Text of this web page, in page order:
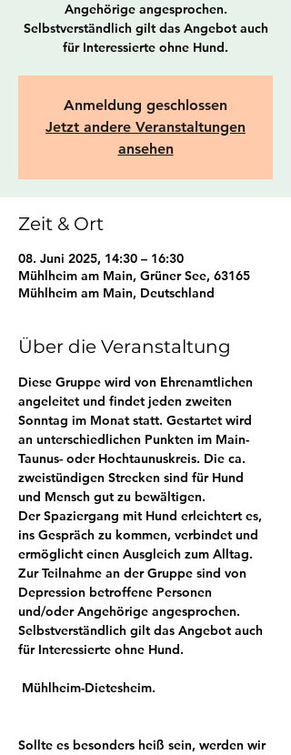
Angehörige angesprochen.
Selbstverständlich gilt das Angebot auch
für Interessierte ohne Hund.
Anmeldung geschlossen
Jetzt andere Veranstaltungen
ansehen
Zeit & Ort
08. Juni 2025, 14:30 – 16:30
Mühlheim am Main, Grüner See, 63165
Mühlheim am Main, Deutschland
Über die Veranstaltung
Diese Gruppe wird von Ehrenamtlichen
angeleitet und findet jeden zweiten
Sonntag im Monat statt. Gestartet wird
an unterschiedlichen Punkten im Main-
Taunus- oder Hochtaunuskreis. Die ca.
zweistündigen Strecken sind für Hund
und Mensch gut zu bewältigen.
Der Spaziergang mit Hund erleichtert es,
ins Gespräch zu kommen, verbindet und
ermöglicht einen Ausgleich zum Alltag.
Zur Teilnahme an der Gruppe sind von
Depression betroffene Personen
und/oder Angehörige angesprochen.
Selbstverständlich gilt das Angebot auch
für Interessierte ohne Hund.
Mühlheim-Dietesheim.
Sollte es besonders heiß sein, werden wir